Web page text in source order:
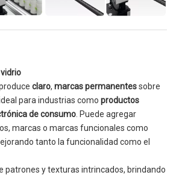
claro, marcas permanentessobre
para industrias como productos
de consumo. Puede agregar
marcas o marcas funcionales como
tanto la funcionalidad como el
patrones y texturas intrincados, brindando